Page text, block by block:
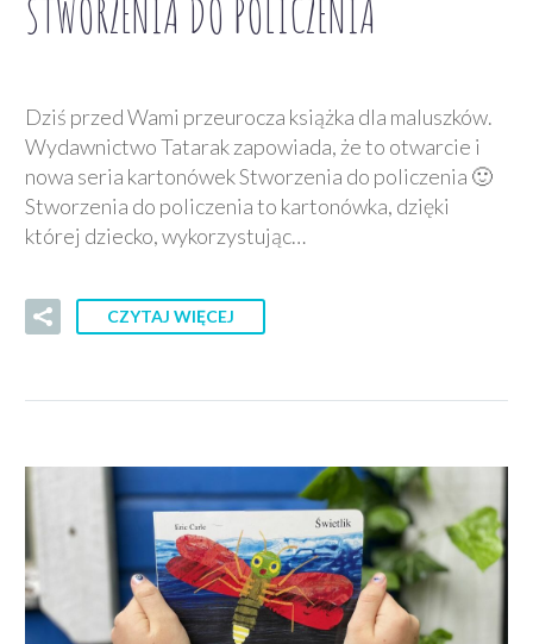
STWORZENIA DO POLICZENIA
Dziś przed Wami przeurocza książka dla maluszków.
Wydawnictwo Tatarak zapowiada, że to otwarcie i
nowa seria kartonówek Stworzenia do policzenia 🙂
Stworzenia do policzenia to kartonówka, dzięki
której dziecko, wykorzystując…
CZYTAJ WIĘCEJ